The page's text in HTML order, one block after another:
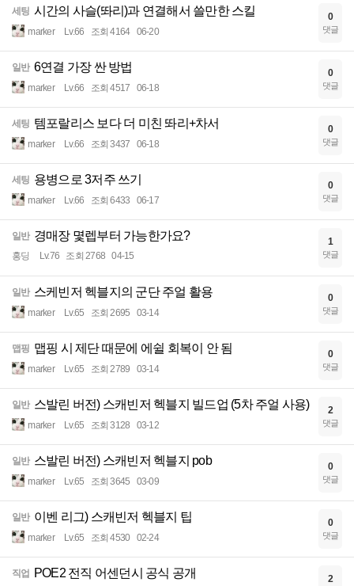
세팅 시간의 사슬(똬리)과 연결해서 쓸만한 스킬
marker Lv.66 조회 4164 06-20
0
댓글
일반 6연결 가장 싼 방법
marker Lv.66 조회 4517 06-18
0
댓글
세팅 템포랄리스 보다 더 미친 똬리+차서
marker Lv.66 조회 3437 06-18
0
댓글
세팅 용병으로 3저주 쓰기
marker Lv.66 조회 6433 06-17
0
댓글
일반 경매장 몇렙부터 가능한가요?
홍딩 Lv.76 조회 2768 04-15
1
댓글
일반 스케빈저 헥블지의 군단 주얼 활용
marker Lv.65 조회 2695 03-14
0
댓글
맵핑 맵핑 시 제단 때문에 에쉴 회복이 안 됨
marker Lv.65 조회 2789 03-14
0
댓글
일반 스발린 버전) 스캐빈저 헥블지 빌드업 (5차 주얼 사용)
marker Lv.65 조회 3128 03-12
2
댓글
일반 스발린 버전) 스캐빈저 헥블지 pob
marker Lv.65 조회 3645 03-09
0
댓글
일반 이벤 리그) 스캐빈저 헥블지 팁
marker Lv.65 조회 4530 02-24
0
댓글
직업 POE2 전직 어센던시 공식 공개 2